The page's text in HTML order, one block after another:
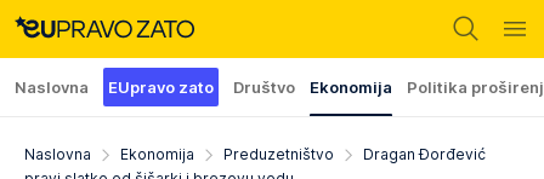
Naslovna EUpravo zato Društvo Ekonomija Politika
Naslovna Ekonomija Preduzetništvo
Dragan Đorđević